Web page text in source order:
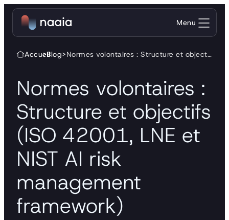
Aller au contenu
Menu
Accueil
>Blog> Normes volontaires : Structure et objectifs (ISO 42001, LNE et NIST AI risk management framework)
Normes volontaires :
Structure et objectifs
(ISO 42001, LNE et
NIST AI risk
management
framework)